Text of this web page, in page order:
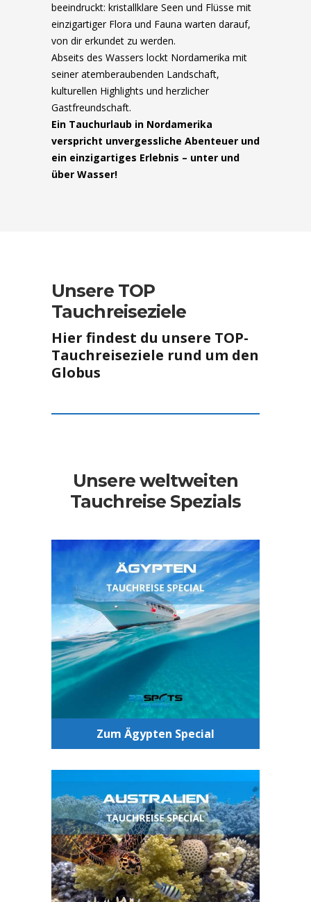
beeindruckt: kristallklare Seen und Flüsse mit
einzigartiger Flora und Fauna warten darauf,
von dir erkundet zu werden.
Abseits des Wassers lockt Nordamerika mit
seiner atemberaubenden Landschaft,
kulturellen Highlights und herzlicher
Gastfreundschaft.
Ein Tauchurlaub in Nordamerika
verspricht unvergessliche Abenteuer und
ein einzigartiges Erlebnis – unter und
über Wasser!
Unsere TOP
Tauchreiseziele
Hier findest du unsere TOP-
Tauchreiseziele rund um den
Globus
Unsere weltweiten
Tauchreise Spezials
Tauchreise Ägypten
Ägypten ist eines der beliebtesten
Tauchreviere. Gerade durch die
unglaubliche Artenvielfalt zieht es
Taucher magisch an.
Zum Ägypten Special
Tauchen Australien
Erlebe eines der beeindruckensten
Tauchgebiete auf der ganzen Welt –
das Great Barrier Reef